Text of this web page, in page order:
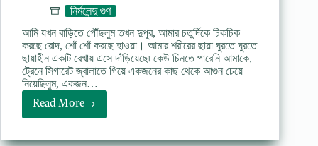
নির্মলেন্দু গুণ
আমি যখন বাড়িতে পৌঁছলুম তখন দুপুর, আমার চতুর্দিকে চিকচিক
করছে রোদ, শোঁ শোঁ করছে হাওয়া। আমার শরীরের ছায়া ঘুরতে ঘুরতে
ছায়াহীন একটি রেখায় এসে দাঁড়িয়েছে৷ কেউ চিনতে পারেনি আমাকে,
ট্রেনে সিগারেট জ্বালাতে গিয়ে একজনের কাছ থেকে আগুন চেয়ে
নিয়েছিলুম, একজন…
Read More
হুলিয়া
–